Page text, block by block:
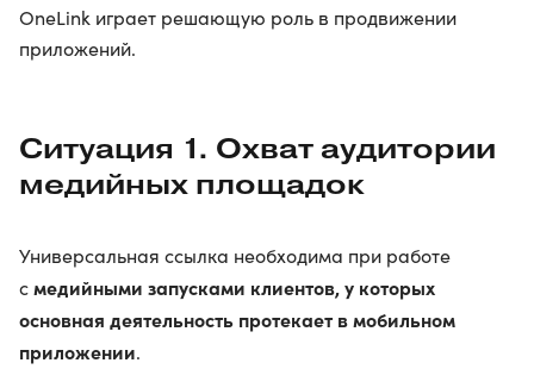
OneLink играет решающую роль в продвижении
приложений.
Ситуация 1. Охват аудитории
медийных площадок
Универсальная ссылка необходима при работе
смедийными запусками клиентов, у которых
основная деятельность протекает в мобильном
приложении.